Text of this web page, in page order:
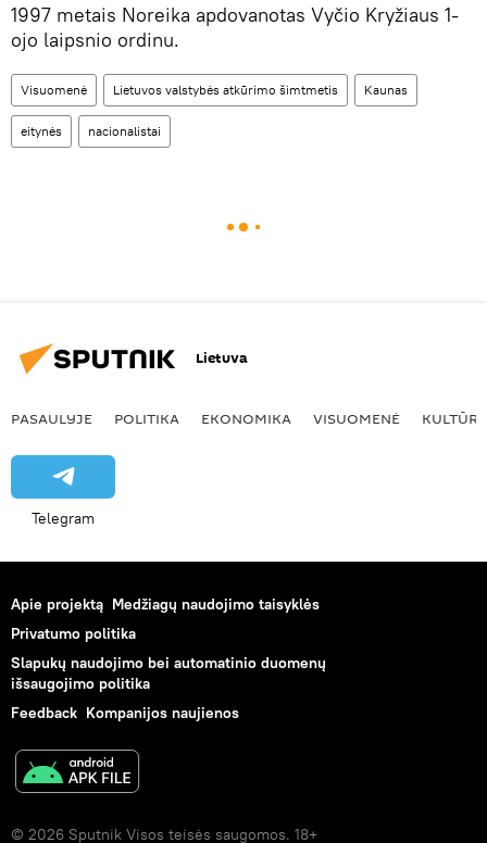
1997 metais Noreika apdovanotas Vyčio Kryžiaus 1-
ojo laipsnio ordinu.
Visuomenė Lietuvos valstybės atkūrimo šimtmetis Kaunas
eitynės nacionalistai
Lietuva
PASAULYJE POLITIKA EKONOMIKA VISUOMENĖ KULTŪRA
Telegram
Apie projektą Medžiagų naudojimo taisyklės
Privatumo politika
Slapukų naudojimo bei automatinio duomenų
išsaugojimo politika
Feedback Kompanijos naujienos
© 2026 Sputnik Visos teisės saugomos. 18+